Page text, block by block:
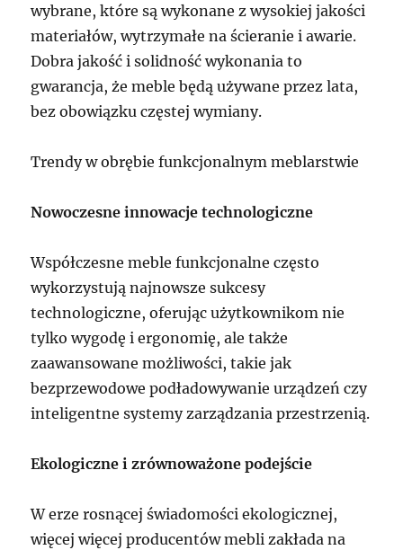
wybrane, które są wykonane z wysokiej jakości
materiałów, wytrzymałe na ścieranie i awarie.
Dobra jakość i solidność wykonania to
gwarancja, że meble będą używane przez lata,
bez obowiązku częstej wymiany.
Trendy w obrębie funkcjonalnym meblarstwie
Nowoczesne innowacje technologiczne
Współczesne meble funkcjonalne często
wykorzystują najnowsze sukcesy
technologiczne, oferując użytkownikom nie
tylko wygodę i ergonomię, ale także
zaawansowane możliwości, takie jak
bezprzewodowe podładowywanie urządzeń czy
inteligentne systemy zarządzania przestrzenią.
Ekologiczne i zrównoważone podejście
W erze rosnącej świadomości ekologicznej,
więcej więcej producentów mebli zakłada na